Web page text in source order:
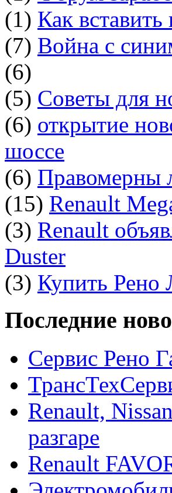
(1) Как
(7) Война с
(6)
(5) Советы для
(6) открытие
шоссе
(6) Правомерны
(15) Renault
(3) Renault
Duster
(3) Купить Рено
Последние
Сервис Рено
Renault,
разгаре
Renault